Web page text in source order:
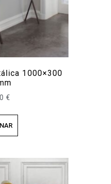
1000×300
€